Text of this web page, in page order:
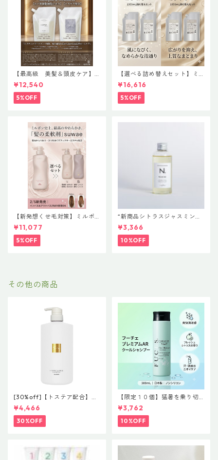
【最高級 美髪＆頭皮ケア】
＃イマヘアプレミアムshampo
o＆treatment【ヒト幹細胞細
胞エキス】【トステア配合】
¥12,540
5%OFF
【選べる詰め替えセット】ミ
ルボン 新ブランド「suwae
（スワエ）」｜リラクシング
シャンプー 1000mL ￥7,590
＋ トリートメント 1000g￥9,
¥16,616
5%OFF
【新発想くせ毛対策】ミルボ
ン 新ブランド「suwae（スワ
エ）」ボトルサイズ選べるセ
ット｜リラクシングシャンプ
ー 500mL ＋ トリートメント
¥11,077
5%OFF
“新商品シトラスジャスミン入
荷” N. ポリッシュオイル NE
T.150ml 定価3400円（税込37
40円）
¥3,366
10%OFF
その他の商品
[30%off]【トステア配合】ハ
ホニコ キラメトゥインクル
シャンプー 1000mL
¥4,466
30%OFF
【限定１０個】猛暑を乗り切
る！サロン品質の極上クール
体験「フーチェ プレミアムAR
クールシャンプー 300ml」
¥3,762
10%OFF